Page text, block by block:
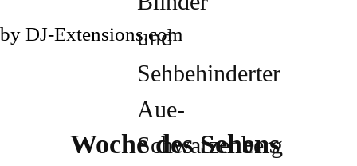
by DJ-Extensions.com
Woche des Sehens